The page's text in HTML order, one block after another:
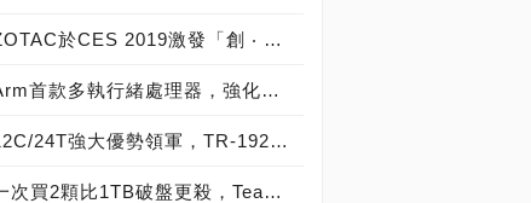
ZOTAC於CES 2019激發「創 ‧ 想 ‧ 電玩」新可能
Arm首款多執行緒處理器，強化駕駛人對大規模部署自駕車的安全信任
12C/24T強大優勢領軍，TR-1920X力抗i9-9900K毫不遜色
一次買2顆比1TB破盤更殺，Teamgroup L5 3D Lite 480GB超低價2188